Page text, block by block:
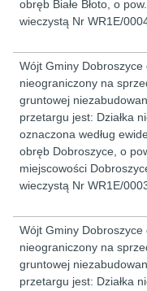
obręb Białe Błoto, o
wieczystą Nr WR1E/
Wójt Gminy Dobroszyce
nieograniczony na
gruntowej
przetargu jest: Działka
oznaczona według
obręb Dobroszyce, o
miejscowości
wieczystą Nr WR1E/
Wójt Gminy Dobroszyce
nieograniczony na
gruntowej
przetargu jest: Działka